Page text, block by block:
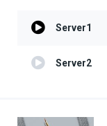
Server1
Server2